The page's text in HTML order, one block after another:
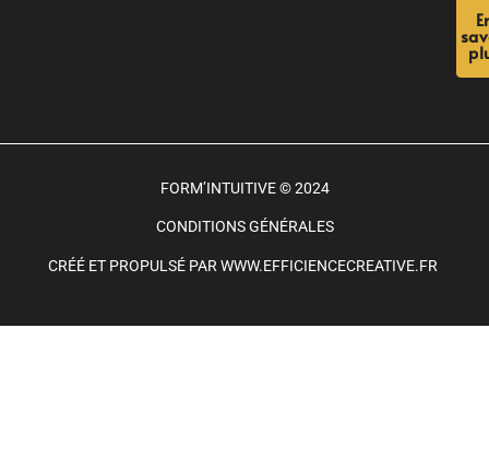
FORM’INTUITIVE©2024
CONDITIONS GÉNÉRALES
CRÉÉ ET PROPULSÉ PAR WWW.EFFICIENCECREATIVE.FR